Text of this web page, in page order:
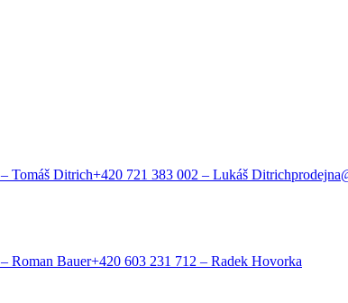
– Tomáš Ditrich+420 721 383 002 – Lukáš Ditrich
– Roman Bauer+420 603 231 712 – Radek Hovorka